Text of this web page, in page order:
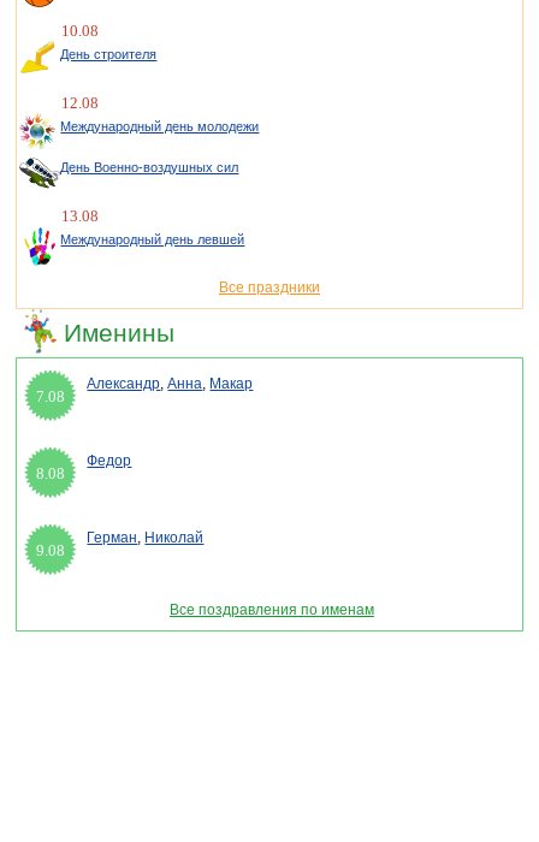
10.08
День строителя
12.08
Международный день молодежи
День Военно-воздушных сил
13.08
Международный день левшей
Все праздники
Именины
7.08
Александр,Анна, Макар
8.08
Федор
9.08
Герман, Николай
Все поздравления по именам